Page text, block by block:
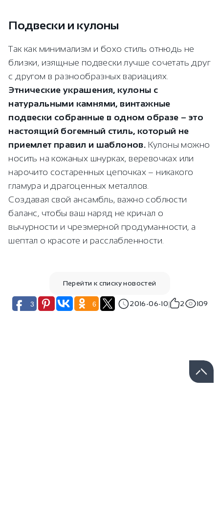
Подвески и кулоны
Так как минимализм и бохо стиль отнюдь не
близки, изящные подвески лучше сочетать друг
с другом в разнообразных вариациях.
Этнические украшения, кулоны с
натуральными камнями, винтажные
подвески собранные в одном образе – это
настоящий богемный стиль, который не
приемлет правил и шаблонов. Кулоны можно
носить на кожаных шнурках, веревочках или
нарочито состаренных цепочках – никакого
гламура и драгоценных металлов.
Создавая свой ансамбль, важно соблюсти
баланс, чтобы ваш наряд не кричал о
вычурности и чрезмерной продуманности, а
шептал о красоте и расслабленности.
Перейти к списку новостей
3 6 2016-06-10 2 109